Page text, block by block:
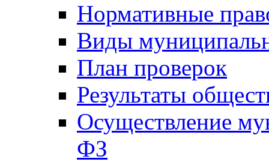
Нормативные
Виды
План проверок
Результаты
Осуществление
ФЗ